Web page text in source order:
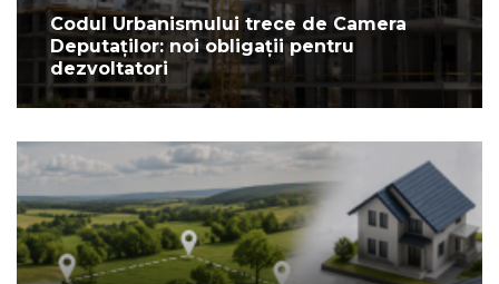
Codul Urbanismului trece de Camera
Deputaților: noi obligații pentru
dezvoltatori